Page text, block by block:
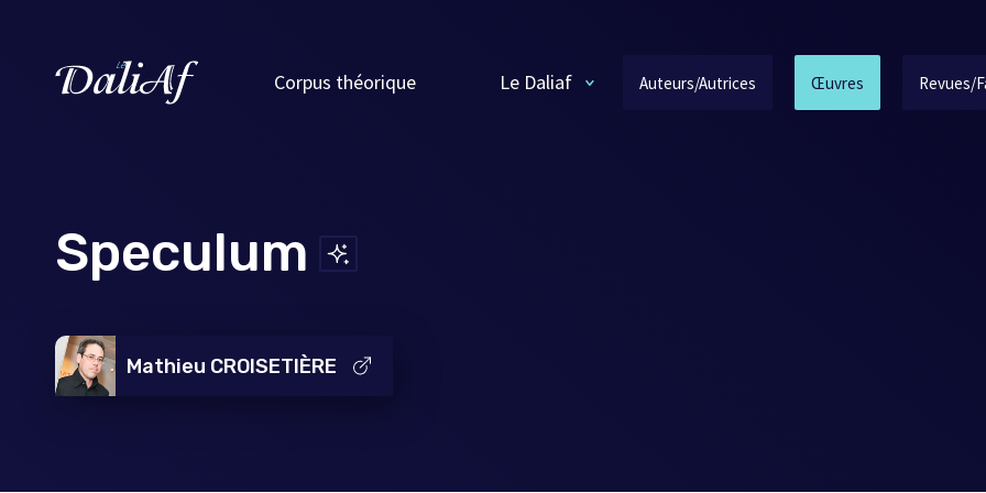
Corpus théorique Le Daliaf Auteurs/Autrices Œuvres Revues/
Speculum
Mathieu CROISETIÈRE